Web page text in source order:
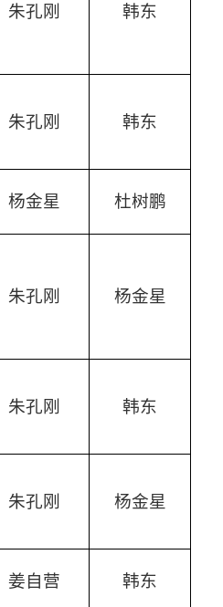
朱孔刚 韩东
朱孔刚 韩东
杨金星 杜树鹏
朱孔刚 杨金星
朱孔刚 韩东
朱孔刚 杨金星
姜自营 韩东